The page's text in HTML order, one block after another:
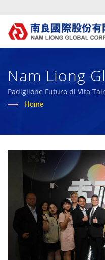
Nam Liong
La Sua
Del Futuro
Oltre 50
Di Tessuti
Prestazioni
Spugna |
Padiglione Futuro di Vita
Home